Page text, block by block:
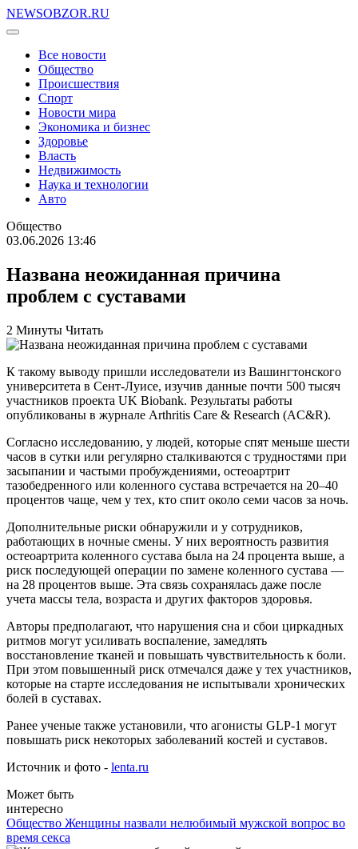
NEWSOBZOR.RU
Все новости
Общество
Происшествия
Спорт
Новости мира
Экономика и бизнес
Здоровье
Власть
Недвижимость
Наука и технологии
Авто
Общество
03.06.2026 13:46
Названа неожиданная причина
проблем с суставами
2 Минуты Читать
К такому выводу пришли исследователи из Вашингтонского
университета в Сент-Луисе, изучив данные почти 500 тысяч
участников проекта UK Biobank. Результаты работы
опубликованы в журнале Arthritis Care & Research (AC&R).
Согласно исследованию, у людей, которые спят меньше шести
часов в сутки или регулярно сталкиваются с трудностями при
засыпании и частыми пробуждениями, остеоартрит
тазобедренного или коленного сустава встречается на 20–40
процентов чаще, чем у тех, кто спит около семи часов за ночь.
Дополнительные риски обнаружили и у сотрудников,
работающих в ночные смены. У них вероятность развития
остеоартрита коленного сустава была на 24 процента выше, а
риск последующей операции по замене коленного сустава —
на 28 процентов выше. Эта связь сохранялась даже после
учета массы тела, возраста и других факторов здоровья.
Авторы предполагают, что нарушения сна и сбои циркадных
ритмов могут усиливать воспаление, замедлять
восстановление тканей и повышать чувствительность к боли.
При этом повышенный риск отмечался даже у тех участников,
которые на старте исследования не испытывали хронических
болей в суставах.
Ранее ученые также установили, что агонисты GLP-1 могут
повышать риск некоторых заболеваний костей и суставов.
Источник и фото - lenta.ru
Может быть
интересно
Общество Женщины назвали нелюбимый мужской вопрос во
время секса